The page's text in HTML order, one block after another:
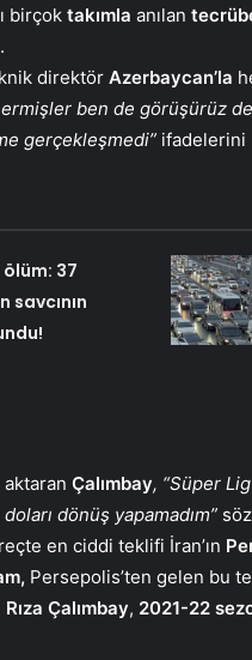
birçok takımla anılan
direktör Azerbaycan’la
ben de görüşürüz
gerçekleşmedi” ifadelerini
ölüm: 37
savcının
aktaran Çalımbay, “Süper
dönüş yapamadım”
en ciddi teklifi İran’ın
Persepolis’ten gelen bu
Rıza Çalımbay, 2021-22